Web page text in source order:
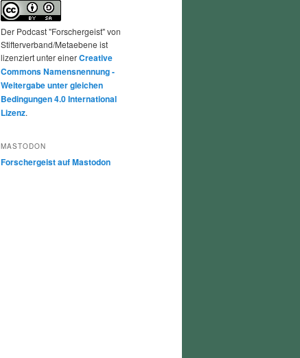
Der Podcast "Forschergeist" von
Stifterverband/Metaebene ist
lizenziert unter einerCreative
Commons Namensnennung -
Weitergabe unter gleichen
Bedingungen 4.0 International
Lizenz.
MASTODON
Forschergeist auf Mastodon